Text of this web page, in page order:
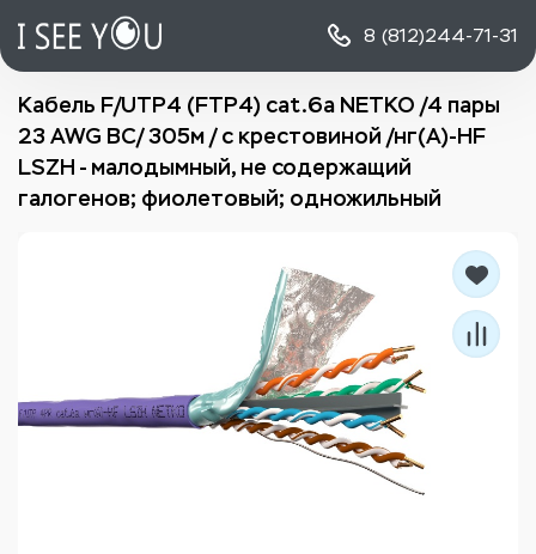
8 (812)244-71-31
Кабель F/UTP4 (FTP4) cat.6a NETKO /4 пары
23 AWG BC/ 305м / с крестовиной /нг(А)-HF
LSZH - малодымный, не содержащий
галогенов; фиолетовый; одножильный